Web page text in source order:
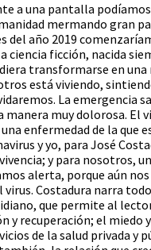
a una pantalla
mermando gran
del año 2019
ciencia ficción, nacida
transformarse en una
está viviendo,
La emergencia
muy dolorosa. El
enfermedad de la que
y yo, para José
y para nosotros,
alerta, porque aún
Costadura narra
que permite al
y recuperación; el miedo
de la salud privada y